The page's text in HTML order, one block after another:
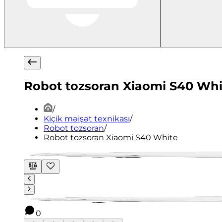
Robot tozsoran Xiaomi S40
/
Kiçik məişət texnikası/
Robot tozsoran/
Robot tozsoran Xiaomi S40 White
0